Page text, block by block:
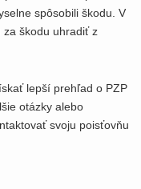
spôsobili škodu. V
škodu uhradiť z
lepší prehľad o PZP
otázky alebo
svoju poisťovňu